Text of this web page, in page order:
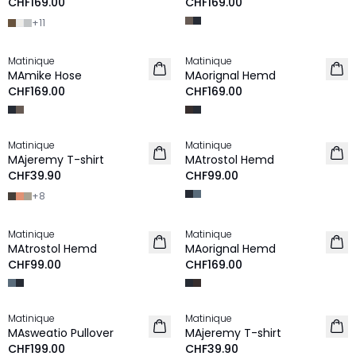
+11
NEU
Matinique
MAmike Hose
CHF169.00
NEU
Matinique
MAorignal Hemd
CHF169.00
2 für 60 CHF
NEU
Matinique
MAjeremy T-shirt
CHF39.90
+8
2 für 190 CHF
NEU
Matinique
MAtrostol Hemd
CHF99.00
2 für 190 CHF
NEU
Matinique
MAtrostol Hemd
CHF99.00
NEU
Matinique
MAorignal Hemd
CHF169.00
NEU
Matinique
MAsweatio Pullover
CHF199.00
2 für 60 CHF
NEU
Matinique
MAjeremy T-shirt
CHF39.90